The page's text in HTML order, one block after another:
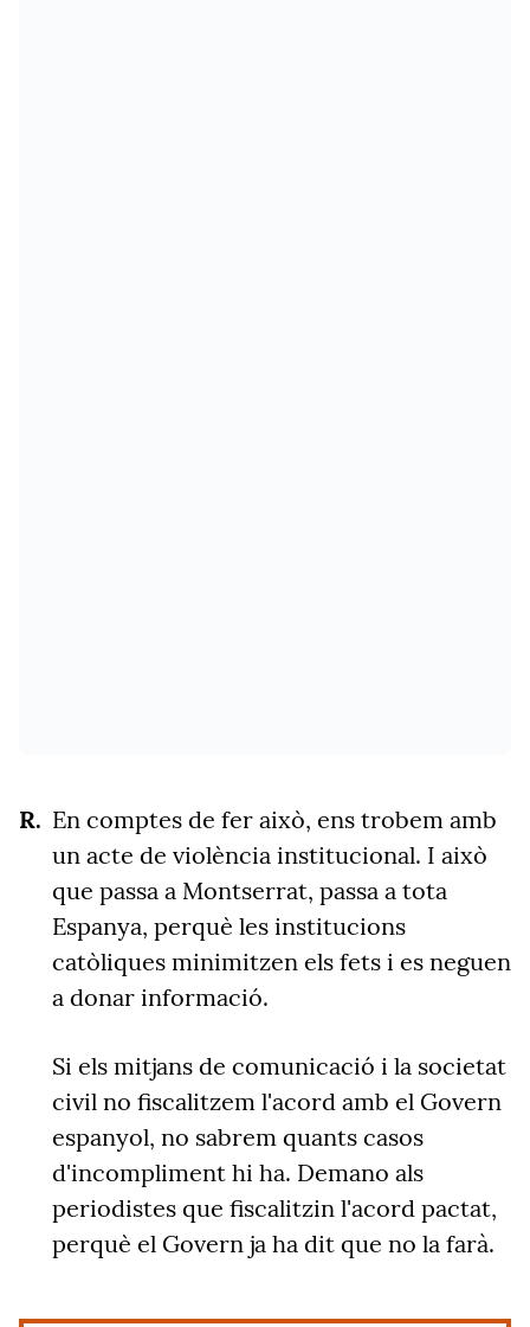
En comptes de fer això, ens trobem amb
un acte de violència institucional. I això
que passa a Montserrat, passa a tota
Espanya, perquè les institucions
catòliques minimitzen els fets i es neguen
a donar informació.
Si els mitjans de comunicació i la societat
civil no fiscalitzem l'acord amb el Govern
espanyol, no sabrem quants casos
d'incompliment hi ha. Demano als
periodistes que fiscalitzin l'acord pactat,
perquè el Govern ja ha dit que no la farà.